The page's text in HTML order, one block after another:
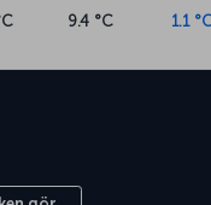
9.4 °C 1.1